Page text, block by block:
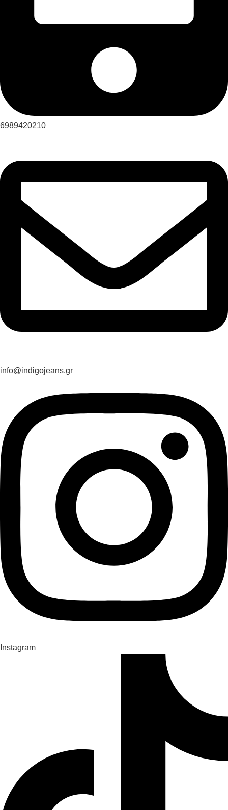
6989420210
info@indigojeans.gr
Instagram